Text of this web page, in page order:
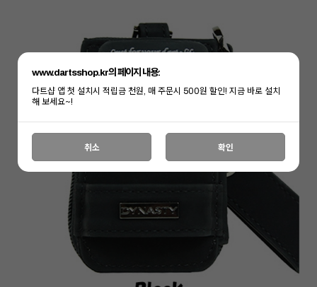
www.dartsshop.kr의 페이지 내용:
다트샵 앱 첫 설치시 적립금 천원, 매 주문시 500원 할인! 지금 바로 설치
해 보세요~!
취소 확인